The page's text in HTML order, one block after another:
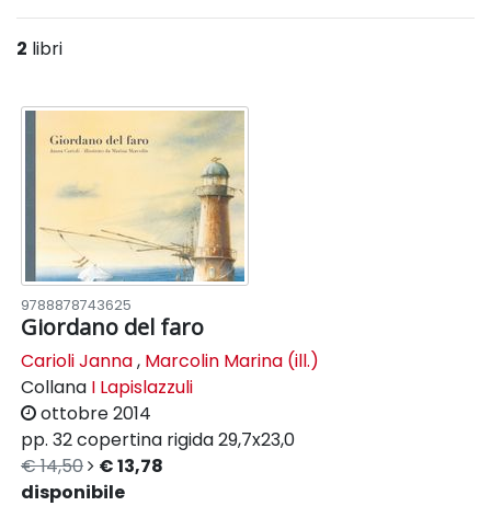
2 libri
9788878743625
Giordano del faro
Carioli Janna, Marcolin Marina (ill.)
Collana I Lapislazzuli
ottobre 2014
pp. 32copertina rigida29,7x23,0
€ 14,50
€ 13,78
disponibile